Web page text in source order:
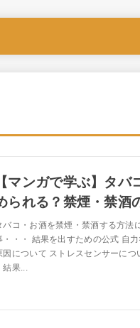
マンガで学ぶ】タバ
られる？禁煙・禁酒
バコ・お酒を禁煙・禁酒する方法
・・・ 結果を出すための公式 自
因について ストレスセンサーに
結果...